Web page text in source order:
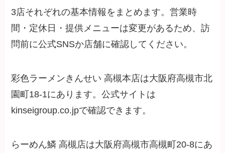
3店それぞれの基本情報をまとめます。営業時
間・定休日・提供メニューは変更があるため、訪
問前に公式SNSか店舗に確認してください。
彩色ラーメンきんせい 高槻本店は大阪府高槻市北
園町18-1にあります。公式サイトは
kinseigroup.co.jpで確認できます。
らーめん鱗 高槻店は大阪府高槻市高槻町20-8にあ